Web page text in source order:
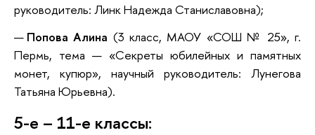
руководитель: Линк Надежда Станиславовна);
Попова Алина (3 класс, МАОУ «СОШ № 25», г.
Пермь, тема — «Секреты юбилейных и памятных
монет, купюр», научный руководитель: Лунегова
Татьяна Юрьевна).
5-е – 11-е классы: